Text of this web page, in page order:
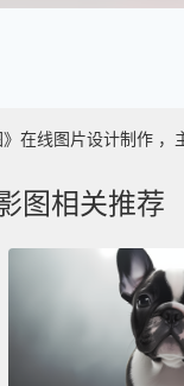
在线图片设计制作
图相关推荐